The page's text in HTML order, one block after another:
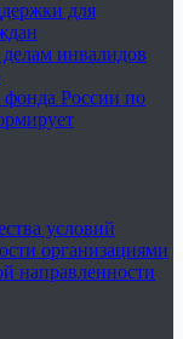
для
инвалидов
России по
условий
организациями
направленности